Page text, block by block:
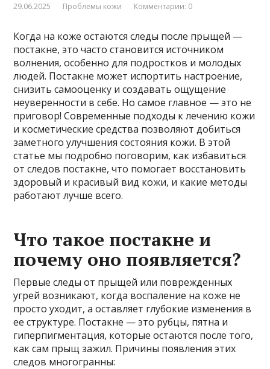
29.06.2025 Проблемы кожи Комментарии: 0
Когда на коже остаются следы после прыщей —
постакне, это часто становится источником
волнения, особенно для подростков и молодых
людей. Постакне может испортить настроение,
снизить самооценку и создавать ощущение
неуверенности в себе. Но самое главное — это не
приговор! Современные подходы к лечению кожи
и косметические средства позволяют добиться
заметного улучшения состояния кожи. В этой
статье мы подробно поговорим, как избавиться
от следов постакне, что помогает восстановить
здоровый и красивый вид кожи, и какие методы
работают лучше всего.
Что такое постакне и
почему оно появляется?
Первые следы от прыщей или поврежденных
угрей возникают, когда воспаление на коже не
просто уходит, а оставляет глубокие изменения в
ее структуре. Постакне — это рубцы, пятна и
гиперпигментация, которые остаются после того,
как сам прыщ зажил. Причины появления этих
следов многогранны: